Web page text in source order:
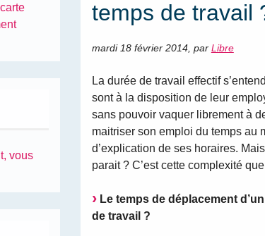
temps de travail
mardi 18 février 2014, par Libre
La durée de travail effectif
sont à la disposition de leur
sans pouvoir vaquer librement à
maitriser son emploi du temps au
d’explication de ses horaires.
parait ? C’est cette complexité
Le temps de déplacement
de travail ?
vous